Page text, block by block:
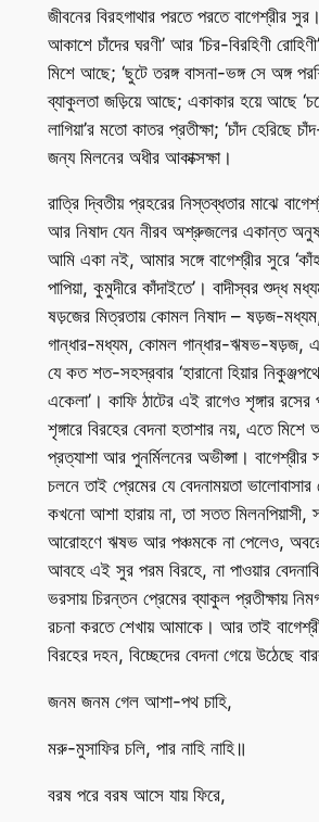
জীবনের বিরহগাথার পরতে পরতে বাগেশ্রীর
আকাশে চাঁদের ঘরণী’ আর ‘চির-বিরহিণী
মিশে আছে; ‘ছুটে তরঙ্গ বাসনা-ভঙ্গ সে অঙ্গ
ব্যাকুলতা জড়িয়ে আছে; একাকার হয়ে আছে
লাগিয়া’র মতো কাতর প্রতীক্ষা; ‘চাঁদ হেরিছে
জন্য মিলনের অধীর আকাক্সক্ষা।
রাত্রি দ্বিতীয় প্রহরের নিস্তব্ধতার মাঝে
আর নিষাদ যেন নীরব অশ্রুজলের একান্ত
আমি একা নই, আমার সঙ্গে বাগেশ্রীর সুরে
পাপিয়া, কুমুদীরে কাঁদাইতে’। বাদীস্বর শুদ্ধ
ষড়জের মিত্রতায় কোমল নিষাদ – ষড়জ-
গান্ধার-মধ্যম, কোমল গান্ধার-ঋষভ-ষড়জ,
যে কত শত-সহস্রবার ‘হারানো হিয়ার
একেলা’। কাফি ঠাটের এই রাগেও শৃঙ্গার
শৃঙ্গারে বিরহের বেদনা হতাশার নয়, এতে মিশে
প্রত্যাশা আর পুনর্মিলনের অভীপ্সা। বাগেশ্রীর
চলনে তাই প্রেমের যে বেদনাময়তা
কখনো আশা হারায় না, তা সতত মিলনপিয়াসী,
আরোহণে ঋষভ আর পঞ্চমকে না পেলেও,
আবহে এই সুর পরম বিরহে, না পাওয়ার
ভরসায় চিরন্তন প্রেমের ব্যাকুল প্রতীক্ষায়
রচনা করতে শেখায় আমাকে। আর তাই
বিরহের দহন, বিচ্ছেদের বেদনা গেয়ে উঠেছে
জনম জনম গেল আশা-পথ চাহি,
মরু-মুসাফির চলি, পার নাহি নাহি॥
বরষ পরে বরষ আসে যায় ফিরে,